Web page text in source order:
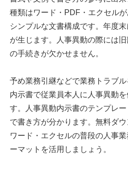
種類はワード・PDF・エクセル
シンプルな文書構成です。年度
が生じます。人事異動の際には
の手続きが欠かせません。
予め業務引継などで業務トラブ
内示書で従業員本人に人事異動
す。人事異動内示書のテンプレ
で書き方が分かります。無料ダ
ワード・エクセルの普段の人事
ーマットを活用しましょう。